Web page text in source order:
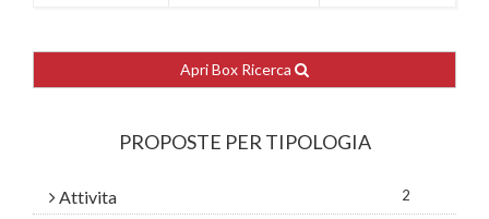
Apri Box Ricerca
PROPOSTE PER TIPOLOGIA
Attivita 2